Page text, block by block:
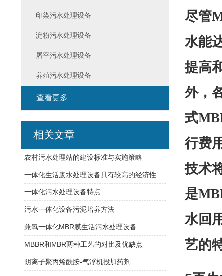
尽管
水能
提高
外，
式
行费
技术
是
水回
艺的
印染污水处理设备
淀粉污水处理设备
屠宰污水处理设备
养殖污水处理设备
查看更多
相关文章
农村污水处理站的建设标准与实施策略
一体化污水处理设备特点
污水一体化设备污泥培养方法
兼氧一体化MBR膜生活污水处理设备
MBBR和MBR两种工艺的对比及优缺点
阴离子聚丙烯酰胺-气浮机投加药剂